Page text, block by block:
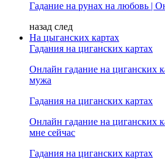
Гадание на рунах на любовь |
назад след
На цыганских картах
Гадания на циганских картах
Онлайн гадание на циганских
мужа
Гадания на циганских картах
Онлайн гадание на циганских
мне сейчас
Гадания на циганских картах